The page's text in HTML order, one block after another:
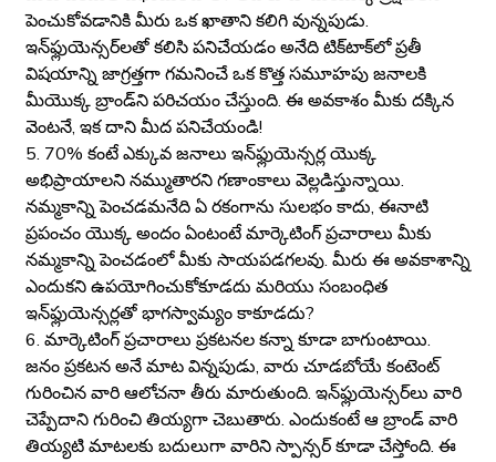
పెంచుకోవడానికి మీరు ఒక ఖాతాని కలిగి వున్నపుడు.
ఇన్‌ఫ్లుయెన్సర్‌లతో కలిసి పనిచేయడం అనేది టిక్‌టాక్‌లో ప్రతీ
విషయాన్ని జాగ్రత్తగా గమనించే ఒక కొత్త సమూహపు జనాలకి
మీయొక్క బ్రాండ్‌ని పరిచయం చేస్తుంది. ఈ అవకాశం మీకు దక్కిన
వెంటనే, ఇక దాని మీద పనిచేయండి!
5. 70% కంటే ఎక్కువ జనాలు ఇన్‌ఫ్లుయెన్సర్ల యొక్క
అభిప్రాయాలని నమ్ముతారని గణాంకాలు వెల్లడిస్తున్నాయి.
నమ్మకాన్ని పెంచడమనేది ఏ రకంగాను సులభం కాదు, ఈనాటి
ప్రపంచం యొక్క అందం ఏంటంటే మార్కెటింగ్ ప్రచారాలు మీకు
నమ్మకాన్ని పెంచడంలో మీకు సాయపడగలవు. మీరు ఈ అవకాశాన్ని
ఎందుకని ఉపయోగించుకోకూడదు మరియు సంబంధిత
ఇన్‌ఫ్లుయెన్సర్లతో భాగస్వామ్యం కాకూడదు?
6. మార్కెటింగ్ ప్రచారాలు ప్రకటనల కన్నా కూడా బాగుంటాయి.
జనం ప్రకటన అనే మాట విన్నపుడు, వారు చూడబోయే కంటెంట్
గురించిన వారి ఆలోచనా తీరు మారుతుంది. ఇన్‌ఫ్లుయెన్సర్‌లు వారి
చెప్పేదాని గురించి తియ్యగా చెబుతారు. ఎందుకంటే ఆ బ్రాండ్ వారి
తియ్యటి మాటలకు బదులుగా వారిని స్పాన్సర్ కూడా చేస్తోంది. ఈ